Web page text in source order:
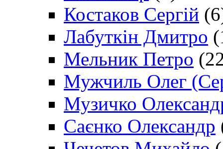
Костаков Сергій
Лабуткін Дмитро
Мельник Петро
Мужчиль Олег
Музичко
Саєнко Олександр